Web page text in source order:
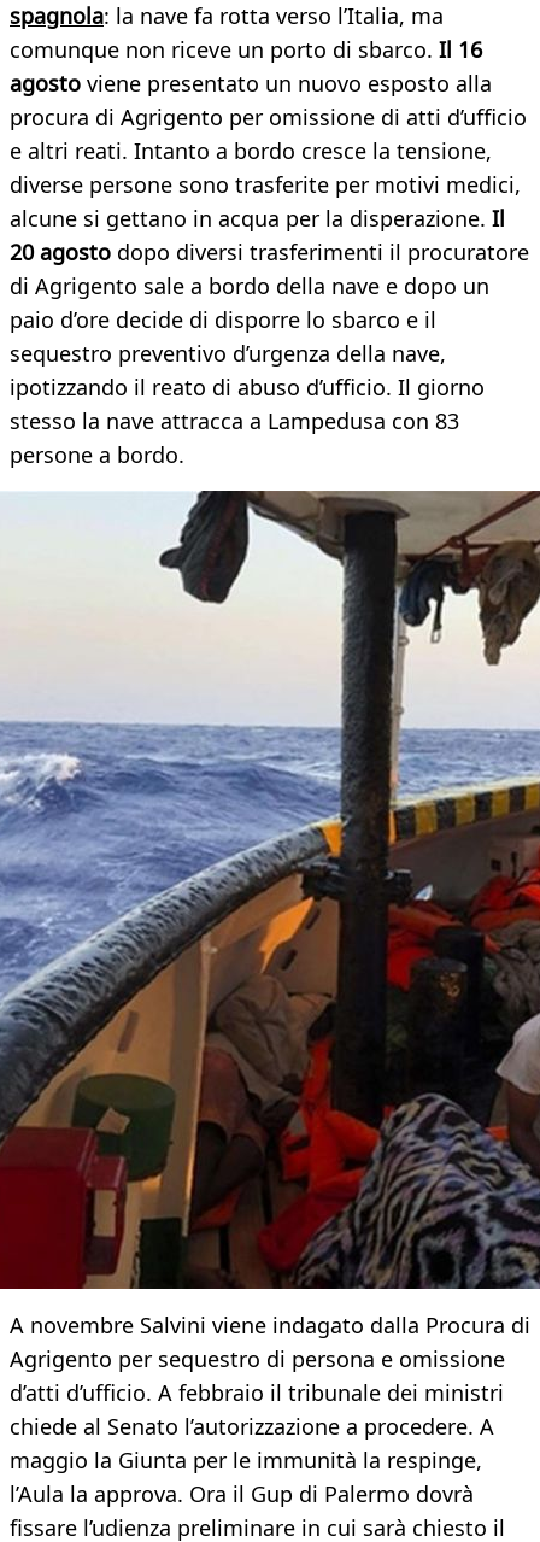
spagnola: la nave fa rotta verso l’Italia, ma
comunque non riceve un porto di sbarco. Il 16
agosto viene presentato un nuovo esposto alla
procura di Agrigento per omissione di atti d’ufficio
e altri reati. Intanto a bordo cresce la tensione,
diverse persone sono trasferite per motivi medici,
alcune si gettano in acqua per la disperazione. Il
20 agosto dopo diversi trasferimenti il procuratore
di Agrigento sale a bordo della nave e dopo un
paio d’ore decide di disporre lo sbarco e il
sequestro preventivo d’urgenza della nave,
ipotizzando il reato di abuso d’ufficio. Il giorno
stesso la nave attracca a Lampedusa con 83
persone a bordo.
A novembre Salvini viene indagato dalla Procura di
Agrigento per sequestro di persona e omissione
d’atti d’ufficio. A febbraio il tribunale dei ministri
chiede al Senato l’autorizzazione a procedere. A
maggio la Giunta per le immunità la respinge,
l’Aula la approva. Ora il Gup di Palermo dovrà
fissare l’udienza preliminare in cui sarà chiesto il